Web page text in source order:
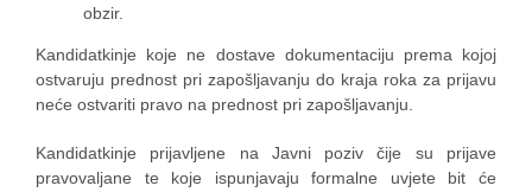
obzir.
Kandidatkinje koje ne dostave dokumentaciju prema kojoj
ostvaruju prednost pri zapošljavanju do kraja roka za prijavu
neće ostvariti pravo na prednost pri zapošljavanju.
Kandidatkinje prijavljene na Javni poziv čije su prijave
pravovaljane te koje ispunjavaju formalne uvjete bit će